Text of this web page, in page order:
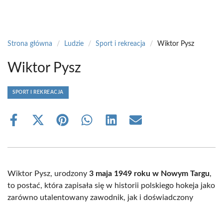
Strona główna / Ludzie / Sport i rekreacja / Wiktor Pysz
Wiktor Pysz
SPORT I REKREACJA
Share
Share
(Twitter)
Share Share Share Share
Wiktor Pysz, urodzony 3 maja 1949 roku w Nowym Targu,
to postać, która zapisała się w historii polskiego hokeja jako
zarówno utalentowany zawodnik, jak i doświadczony